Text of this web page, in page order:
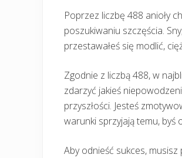
Poprzez liczbę 488 anioły
poszukiwaniu szczęścia.
przestawałeś się modlić,
Zgodnie z liczbą 488, w
zdarzyć jakieś
przyszłości. Jesteś
warunki sprzyjają temu, byś
Aby odnieść sukces,